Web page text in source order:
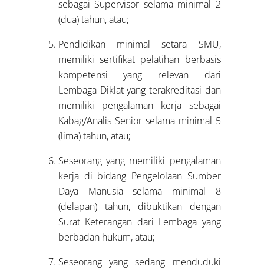
sebagai Supervisor selama minimal 2
(dua) tahun, atau;
Pendidikan minimal setara SMU,
memiliki sertifikat pelatihan berbasis
kompetensi yang relevan dari
Lembaga Diklat yang terakreditasi dan
memiliki pengalaman kerja sebagai
Kabag/Analis Senior selama minimal 5
(lima) tahun, atau;
Seseorang yang memiliki pengalaman
kerja di bidang Pengelolaan Sumber
Daya Manusia selama minimal 8
(delapan) tahun, dibuktikan dengan
Surat Keterangan dari Lembaga yang
berbadan hukum, atau;
Seseorang yang sedang menduduki